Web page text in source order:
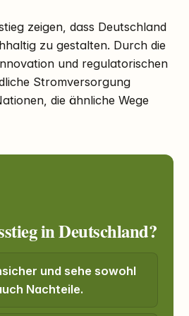
zeigen, dass Deutschland
zu gestalten. Durch die
und regulatorischen
Stromversorgung
die ähnliche Wege
in Deutschland?
und sehe sowohl
Nachteile.